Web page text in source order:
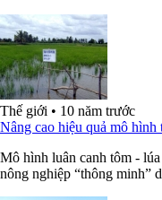
Thế giới • 10 năm trước
Nâng cao hiệu quả mô
Mô hình luân canh tôm -
nông nghiệp “thông minh”